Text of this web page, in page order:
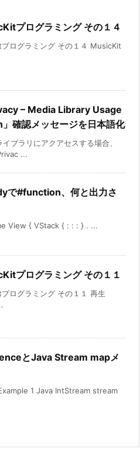
プログラミング その１４
ログラミング その１４ MusicKit
– Media Library Usage
確認メッセージを日本語化
イブラリにアクアセスする場合、
...
で#function、何と出力さ
View { VStack { : : : } . ...
プログラミング その１１
ログラミング その１１ 再生
とJava Stream mapメ
1 Java IntStream stream